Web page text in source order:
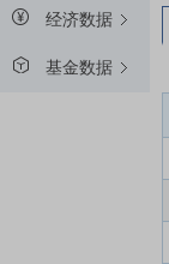
经济数据
基金数据